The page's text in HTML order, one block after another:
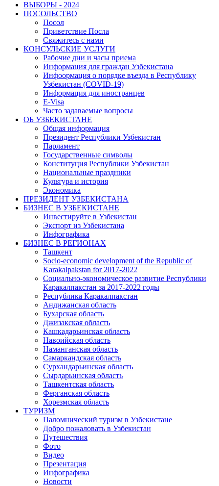
ВЫБОРЫ - 2024
ПОСОЛЬСТВО
Посол
Приветствие Посла
Свяжитесь с нами
КОНСУЛЬСКИЕ УСЛУГИ
Рабочие дни и часы приема
Информация для граждан Узбекистана
Инфоормация о порядке въезда в Республику
Узбекистан (COVID-19)
Информация для иностранцев
E-Visa
Часто задаваемые вопросы
ОБ УЗБЕКИСТАНЕ
Общая информация
Президент Республики Узбекистан
Парламент
Государственные символы
Конституция Республики Узбекистан
Национальные праздники
Культура и история
Экономика
ПРЕЗИДЕНТ УЗБЕКИСТАНА
БИЗНЕС В УЗБЕКИСТАНЕ
Инвестируйте в Узбекистан
Экспорт из Узбекистана
Инфографика
БИЗНЕС В РЕГИОНАХ
Ташкент
Socio-economic development of the Republic of
Karakalpakstan for 2017-2022
Социально-экономическое развитие Республики
Каракалпакстан за 2017-2022 годы
Республика Каракалпакстан
Андижанская область
Бухарская область
Джизакская область
Кашкадарьинская область
Навоийская область
Наманганская область
Самаркандская область
Сурхандарьинская область
Сырдарьинская область
Ташкентская область
Ферганская область
Хорезмская область
ТУРИЗМ
Паломнический туризм в Узбекистане
Добро пожаловать в Узбекистан
Путешествия
Фото
Видео
Презентация
Инфографика
Новости